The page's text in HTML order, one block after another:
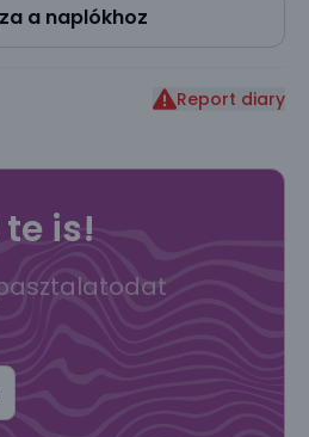
a naplókhoz
Report diary
is!